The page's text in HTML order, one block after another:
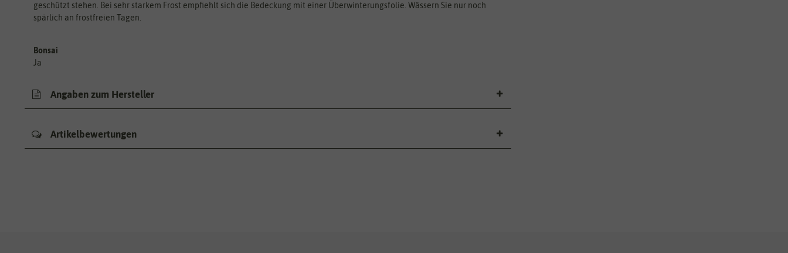
geschützt stehen. Bei sehr starkem Frost empfiehlt sich die Bedeckung mit einer Überwinterungsfolie. Wässern Sie nur noch
spärlich an frostfreien Tagen.
Bonsai
Ja
Angaben zum Hersteller
Artikelbewertungen